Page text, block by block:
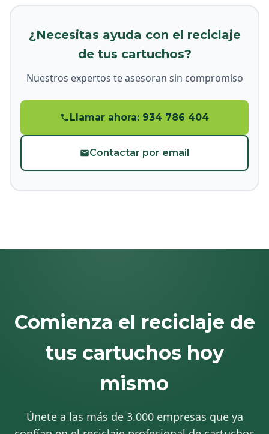
¿Necesitas ayuda con el reciclaje
de tus cartuchos?
Nuestros expertos te asesoran sin compromiso
Llamar ahora: 934 786 404
Contactar por email
Comienza el reciclaje de
tus cartuchos hoy
mismo
Únete a las más de 3.000 empresas que ya